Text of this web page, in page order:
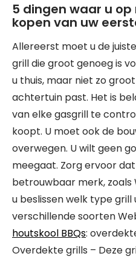
5 dingen waar u
kopen van uw
Allereerst moet u de
grill die groot genoeg is
u thuis, maar niet zo
achtertuin past. Het is
van elke gasgrill te
koopt. U moet ook de
overwegen. U wilt geen
meegaat. Zorg ervoor
betrouwbaar merk,
u beslissen welk type grill
verschillende soorten
houtskool BBQs:
Overdekte grills – Deze